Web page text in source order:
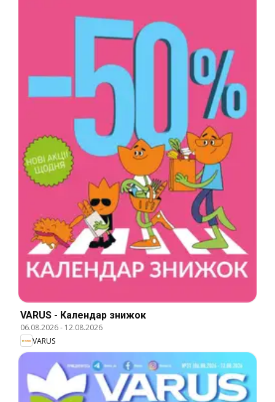
VARUS - Календар знижок
06.08.2026- 12.08.2026
VARUS